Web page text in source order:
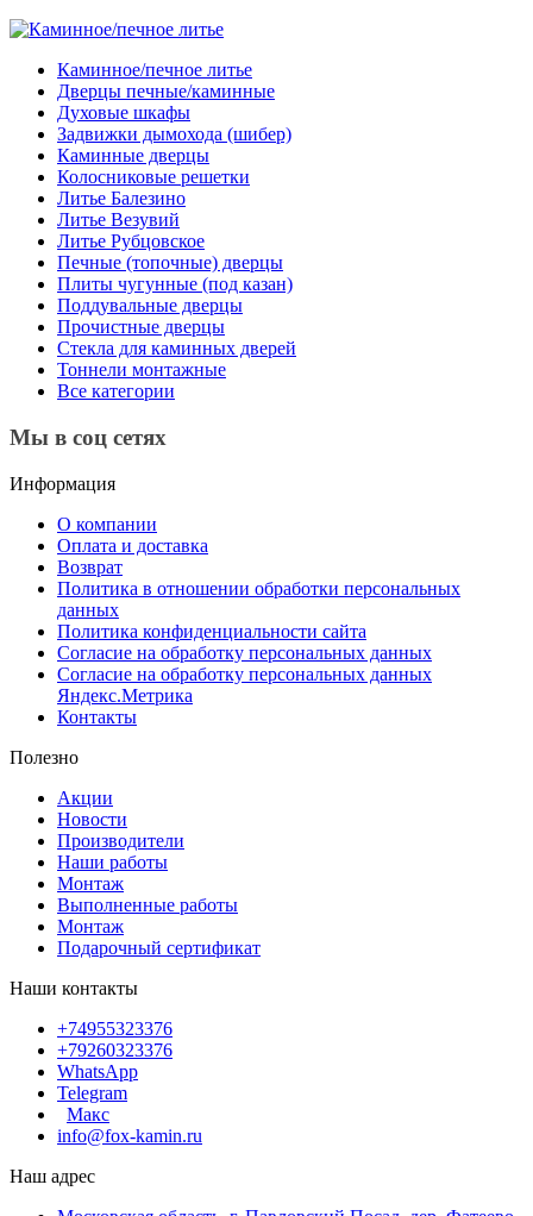
Каминное/печное литье
Дверцы печные/каминные
Духовые шкафы
Задвижки дымохода (шибер)
Каминные дверцы
Колосниковые решетки
Литье Балезино
Литье Везувий
Литье Рубцовское
Печные (топочные) дверцы
Плиты чугунные (под казан)
Поддувальные дверцы
Прочистные дверцы
Стекла для каминных дверей
Тоннели монтажные
Все категории
Мы в соц сетях
Информация
О компании
Оплата и доставка
Возврат
Политика в отношении обработки персональных
данных
Политика конфиденциальности сайта
Согласие на обработку персональных данных
Согласие на обработку персональных данных
Яндекс.Метрика
Контакты
Полезно
Акции
Новости
Производители
Наши работы
Монтаж
Выполненные работы
Монтаж
Подарочный сертификат
Наши контакты
+74955323376
+79260323376
WhatsApp
Telegram
Макс
info@fox-kamin.ru
Наш адрес